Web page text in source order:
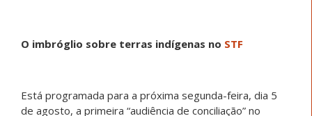
O imbróglio sobre terras indígenas no STF
Está programada para a próxima segunda-feira, dia 5
de agosto, a primeira “audiência de conciliação” no